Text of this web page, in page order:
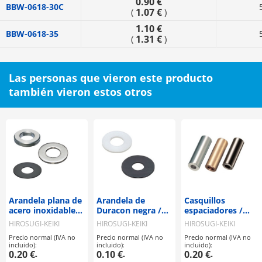
BBW-0618-30C ( 1.07 €)
BBW-0618-35 1.10 €
( 1.31 €)
Las personas que vieron este producto
también vieron estos otros
Arandela plana de
acero inoxidable
UUW / UUW-H /
UUW-BH
HIROSUGI-KEIKI
Precio normal (IVA no
incluido):
0.20 €-
Arandela de
Duracon negra /
CC-0000-00B
HIROSUGI-KEIKI
Precio normal (IVA no
incluido):
0.10 €-
Casquillos
espaciadores /
latón /
tratamiento
seleccionable / CB-
CE
HIROSUGI-KEIKI
Precio normal (IVA no
incluido):
0.20 €-